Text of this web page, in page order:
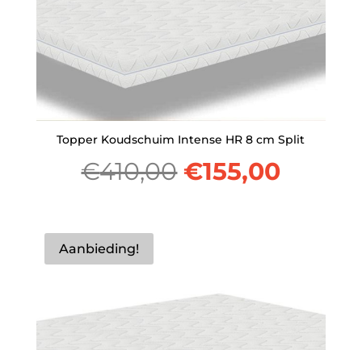
Topper Koudschuim Intense HR 8 cm Split
€410,00
€410,00.
€155,00
Aanbieding!